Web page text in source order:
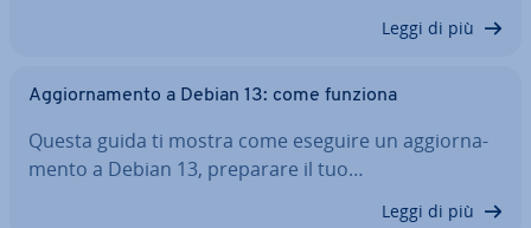
Leggi di più
Ag­gior­na­men­to a Debian 13: come funziona
Questa guida ti mostra come eseguire un ag­gior­na­
men­to a Debian 13, preparare il tuo…
Leggi di più